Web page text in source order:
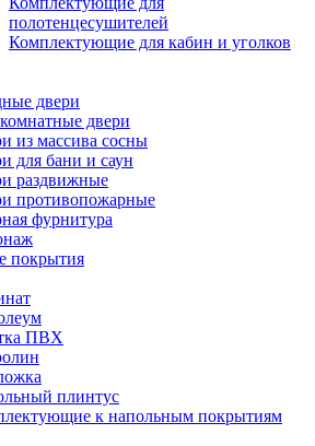
полотенцесушителей
Комплектующие для кабин и уголков
двери
двери
из массива сосны
для бани и саун
раздвижные
противопожарные
фурнитура
покрытия
ПВХ
плинтус
к напольным покрытиям